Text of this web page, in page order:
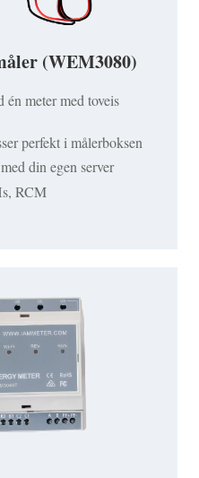
(WEM3080)
én meter med toveis
perfekt i målerboksen
din egen server
RCM